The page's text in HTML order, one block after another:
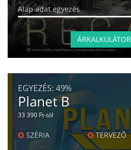
Alap adat egyezés
ÁRKALKULÁTOR
EGYEZÉS: 49%
Planet B
33 390 Ft-tól
SZÉRIA TERVEZŐ